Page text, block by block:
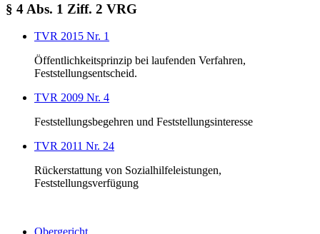
§ 4 Abs. 1 Ziff. 2 VRG
TVR 2015 Nr. 1
Öffentlichkeitsprinzip bei laufenden Verfahren,
Feststellungsentscheid.
TVR 2009 Nr. 4
Feststellungsbegehren und Feststellungsinteresse
TVR 2011 Nr. 24
Rückerstattung von Sozialhilfeleistungen,
Feststellungsverfügung